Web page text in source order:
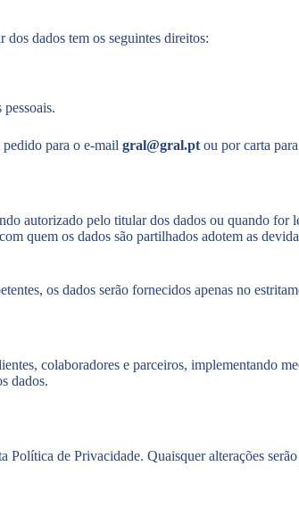
dados tem os seguintes direitos:
para o e-mail gral@gral.pt ou por carta
autorizado pelo titular dos dados ou quando
quem os dados são partilhados adotem as
os dados serão fornecidos apenas no
colaboradores e parceiros, implementando
dados.
de Privacidade. Quaisquer alterações